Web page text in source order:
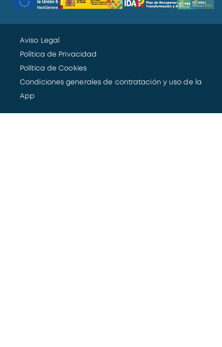
Aviso Legal
Política de Privacidad
Política de Cookies
Condiciones generales de contratación y uso de la
App